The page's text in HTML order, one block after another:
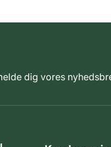
dig vores